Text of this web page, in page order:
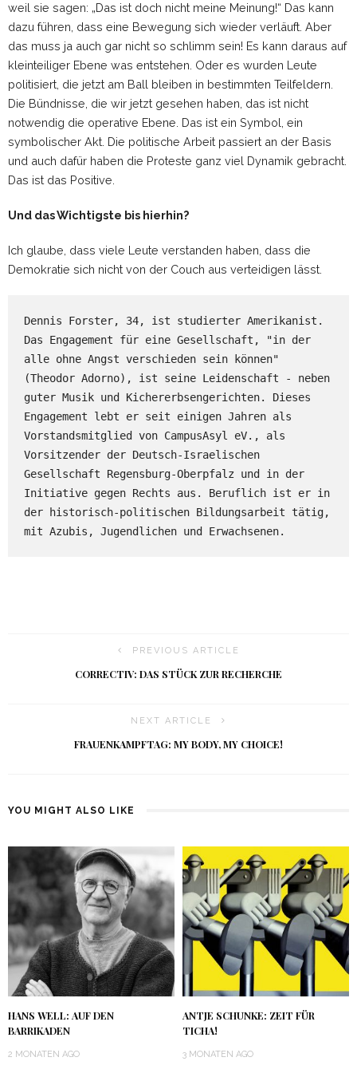
weil sie sagen: „Das ist doch nicht meine Meinung!“ Das kann
dazu führen, dass eine Bewegung sich wieder verläuft. Aber
das muss ja auch gar nicht so schlimm sein! Es kann daraus auf
kleinteiliger Ebene was entstehen. Oder es wurden Leute
politisiert, die jetzt am Ball bleiben in bestimmten Teilfeldern.
Die Bündnisse, die wir jetzt gesehen haben, das ist nicht
notwendig die operative Ebene. Das ist ein Symbol, ein
symbolischer Akt. Die politische Arbeit passiert an der Basis
und auch dafür haben die Proteste ganz viel Dynamik gebracht.
Das ist das Positive.
Und das Wichtigste bis hierhin?
Ich glaube, dass viele Leute verstanden haben, dass die
Demokratie sich nicht von der Couch aus verteidigen lässt.
Dennis Forster, 34, ist studierter Amerikanist.
Das Engagement für eine Gesellschaft, "in der
alle ohne Angst verschieden sein können"
(Theodor Adorno), ist seine Leidenschaft - neben
guter Musik und Kichererbsengerichten. Dieses
Engagement lebt er seit einigen Jahren als
Vorstandsmitglied von CampusAsyl eV., als
Vorsitzender der Deutsch-Israelischen
Gesellschaft Regensburg-Oberpfalz und in der
Initiative gegen Rechts aus. Beruflich ist er in
der historisch-politischen Bildungsarbeit tätig,
mit Azubis, Jugendlichen und Erwachsenen.
PREVIOUS ARTICLE
CORRECTIV: DAS STÜCK ZUR RECHERCHE
NEXT ARTICLE
FRAUENKAMPFTAG: MY BODY, MY CHOICE!
YOU MIGHT ALSO LIKE
HANS WELL: AUF DEN
BARRIKADEN
2 MONATEN AGO
ANTJE SCHUNKE: ZEIT FÜR
TICHA!
3 MONATEN AGO